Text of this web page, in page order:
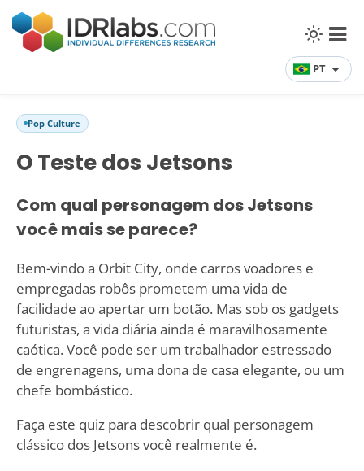
PT
Pop Culture
O Teste dos Jetsons
Com qual personagem dos Jetsons
você mais se parece?
Bem-vindo a Orbit City, onde carros voadores e
empregadas robôs prometem uma vida de
facilidade ao apertar um botão. Mas sob os gadgets
futuristas, a vida diária ainda é maravilhosamente
caótica. Você pode ser um trabalhador estressado
de engrenagens, uma dona de casa elegante, ou um
chefe bombástico.
Faça este quiz para descobrir qual personagem
clássico dos Jetsons você realmente é.